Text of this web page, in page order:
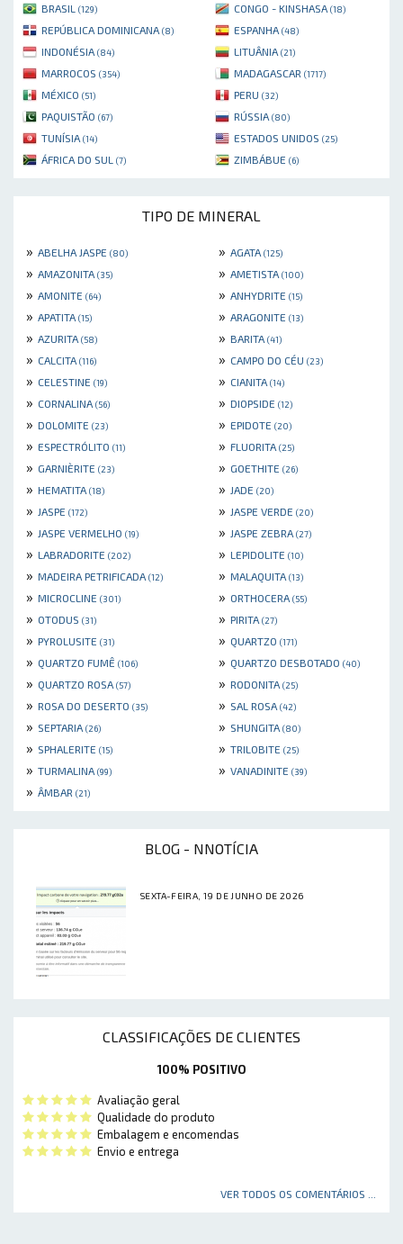
BRASIL (129) CONGO - KINSHASA (18)
REPÚBLICA DOMINICANA (8) ESPANHA (48)
INDONÉSIA (84) LITUÂNIA (21)
MARROCOS (354) MADAGASCAR (1717)
MÉXICO (51) PERU (32)
PAQUISTÃO (67) RÚSSIA (80)
TUNÍSIA (14) ESTADOS UNIDOS (25)
ÁFRICA DO SUL (7) ZIMBÁBUE (6)
TIPO DE MINERAL
» ABELHA JASPE (80) » AGATA (125)
» AMAZONITA (35) » AMETISTA (100)
» AMONITE (64) » ANHYDRITE (15)
» APATITA (15) » ARAGONITE (13)
» AZURITA (58) » BARITA (41)
» CALCITA (116) » CAMPO DO CÉU (23)
» CELESTINE (19) » CIANITA (14)
» CORNALINA (56) » DIOPSIDE (12)
» DOLOMITE (23) » EPIDOTE (20)
» ESPECTRÓLITO (11) » FLUORITA (25)
» GARNIÈRITE (23) » GOETHITE (26)
» HEMATITA (18) » JADE (20)
» JASPE (172) » JASPE VERDE (20)
» JASPE VERMELHO (19) » JASPE ZEBRA (27)
» LABRADORITE (202) » LEPIDOLITE (10)
» MADEIRA PETRIFICADA (12) » MALAQUITA (13)
» MICROCLINE (301) » ORTHOCERA (55)
» OTODUS (31) » PIRITA (27)
» PYROLUSITE (31) » QUARTZO (171)
» QUARTZO FUMÊ (106) » QUARTZO DESBOTADO (40)
» QUARTZO ROSA (57) » RODONITA (25)
» ROSA DO DESERTO (35) » SAL ROSA (42)
» SEPTARIA (26) » SHUNGITA (80)
» SPHALERITE (15) » TRILOBITE (25)
» TURMALINA (99) » VANADINITE (39)
» ÂMBAR (21)
BLOG - NNOTÍCIA
SEXTA-FEIRA, 19 DE JUNHO DE 2026
CLASSIFICAÇÕES DE CLIENTES
100% POSITIVO
Avaliação geral
Qualidade do produto
Embalagem e encomendas
Envio e entrega
VER TODOS OS COMENTÁRIOS ...